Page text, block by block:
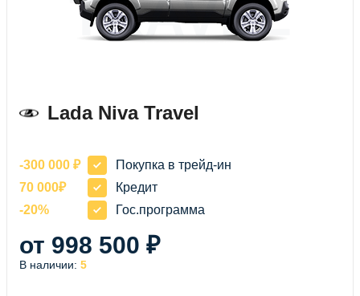
TRAVEL
Lada Niva Travel
-300 000 ₽
Покупка в трейд-ин
70 000₽
Кредит
-20%
Гос.программа
от 998 500 ₽
В наличии: 5